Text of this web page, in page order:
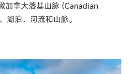
加拿大落基山脉 (Canadian
湖泊、河流和山脉。